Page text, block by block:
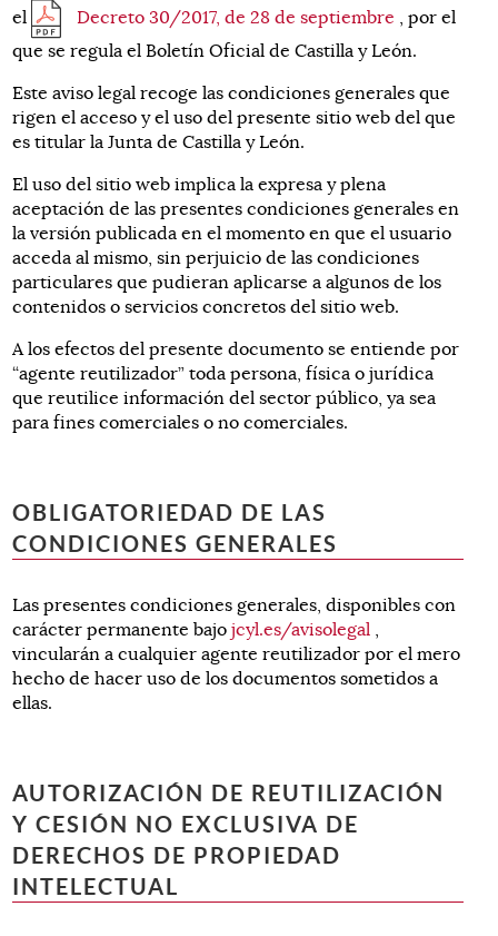
el
Decreto 30/2017, de 28 de septiembre , por el
que se regula el Boletín Oficial de Castilla y León.
Este aviso legal recoge las condiciones generales que
rigen el acceso y el uso del presente sitio web del que
es titular la Junta de Castilla y León.
El uso del sitio web implica la expresa y plena
aceptación de las presentes condiciones generales en
la versión publicada en el momento en que el usuario
acceda al mismo, sin perjuicio de las condiciones
particulares que pudieran aplicarse a algunos de los
contenidos o servicios concretos del sitio web.
A los efectos del presente documento se entiende por
“agente reutilizador” toda persona, física o jurídica
que reutilice información del sector público, ya sea
para fines comerciales o no comerciales.
OBLIGATORIEDAD DE LAS
CONDICIONES GENERALES
Las presentes condiciones generales, disponibles con
carácter permanente bajojcyl.es/avisolegal ,
vincularán a cualquier agente reutilizador por el mero
hecho de hacer uso de los documentos sometidos a
ellas.
AUTORIZACIÓN DE REUTILIZACIÓN
Y CESIÓN NO EXCLUSIVA DE
DERECHOS DE PROPIEDAD
INTELECTUAL